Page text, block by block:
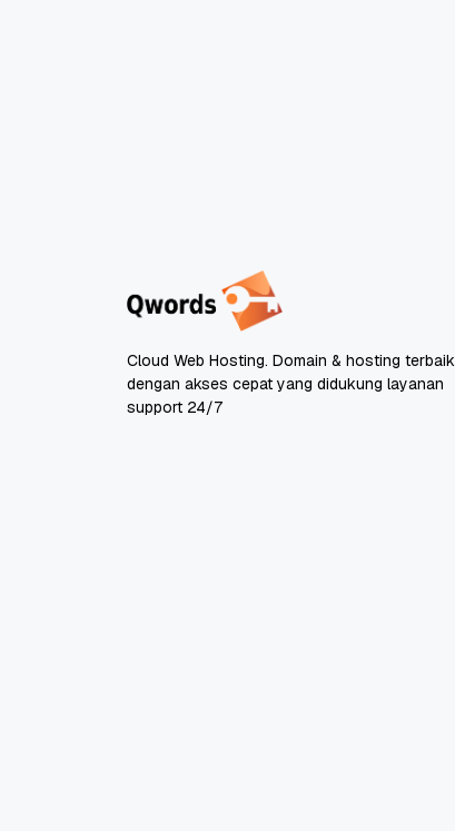
Cloud Web Hosting. Domain & hosting terbaik
dengan akses cepat yang didukung layanan
support 24/7